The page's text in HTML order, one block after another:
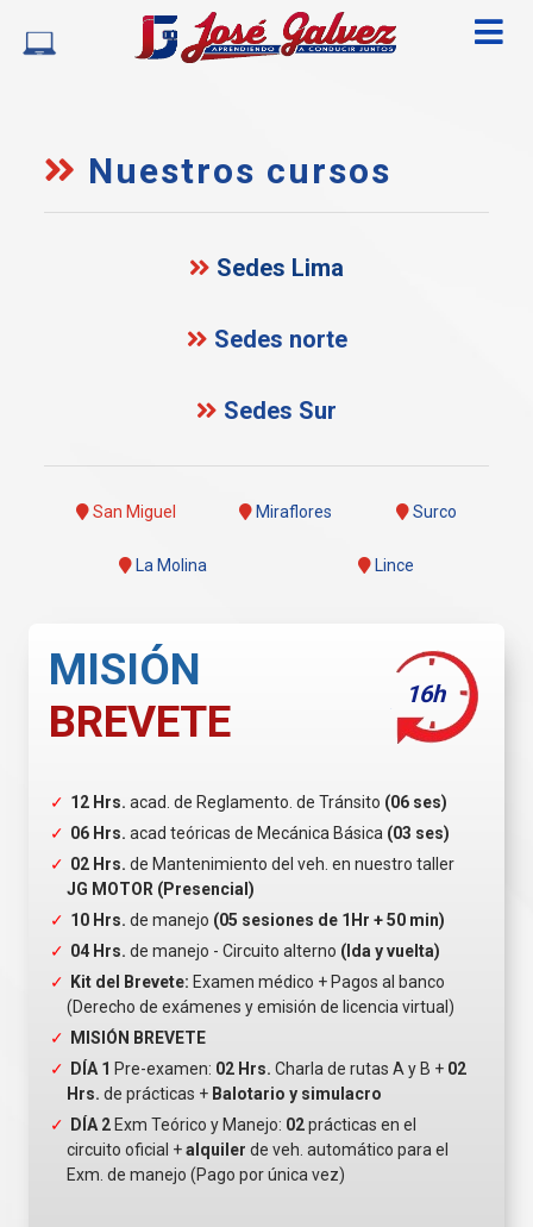
Nuestros cursos
Sedes Lima
Sedes norte
Sedes Sur
San Miguel Miraflores Surco
La Molina Lince
MISIÓN
BREVETE
16h
12 Hrs. acad. de Reglamento. de Tránsito (06 ses)
06 Hrs. acad teóricas de Mecánica Básica (03 ses)
02 Hrs. de Mantenimiento del veh. en nuestro taller
JG MOTOR (Presencial)
10 Hrs. de manejo (05 sesiones de 1Hr + 50 min)
04 Hrs. de manejo - Circuito alterno (Ida y vuelta)
Kit del Brevete: Examen médico + Pagos al banco
(Derecho de exámenes y emisión de licencia virtual)
MISIÓN BREVETE
DÍA 1 Pre-examen: 02 Hrs. Charla de rutas A y B + 02
Hrs. de prácticas + Balotario y simulacro
DÍA 2 Exm Teórico y Manejo: 02prácticas en el
circuito oficial +alquiler de veh. automático para el
Exm. de manejo (Pago por única vez)